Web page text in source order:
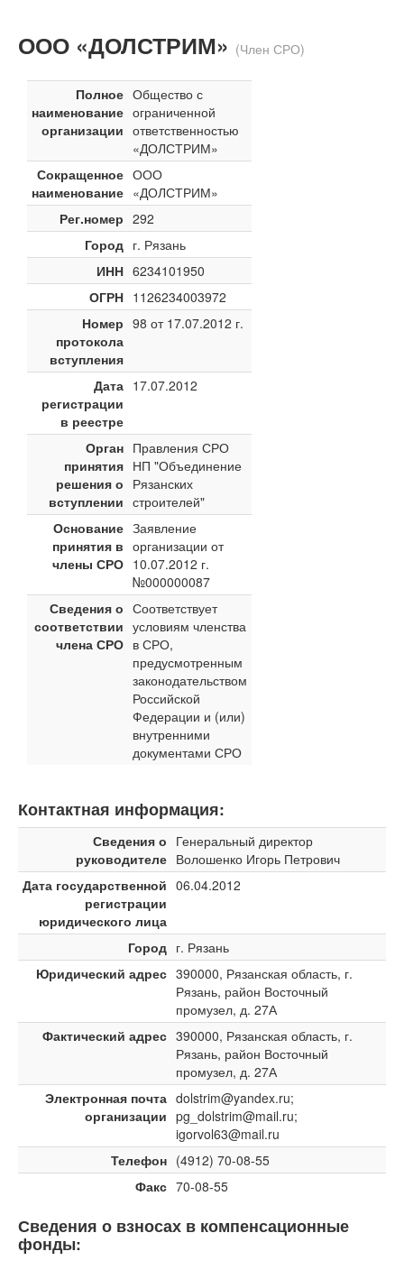
ООО «ДОЛСТРИМ» (Член СРО)
Полное
наименование
организации
Общество с
ограниченной
ответственностью
«ДОЛСТРИМ»
Сокращенное
наименование
ООО
«ДОЛСТРИМ»
Рег.номер 292
Город г. Рязань
ИНН 6234101950
ОГРН 1126234003972
Номер
протокола
вступления
98 от 17.07.2012 г.
Дата
регистрации
в реестре
17.07.2012
Орган
принятия
решения о
вступлении
Правления СРО
НП "Объединение
Рязанских
строителей"
Основание
принятия в
члены СРО
Заявление
организации от
10.07.2012 г.
№000000087
Сведения о
соответствии
члена СРО
Соответствует
условиям членства
в СРО,
предусмотренным
законодательством
Российской
Федерации и (или)
внутренними
документами СРО
Контактная информация:
Сведения о
руководителе
Генеральный директор
Волошенко Игорь Петрович
Дата государственной
регистрации
юридического лица
06.04.2012
Город г. Рязань
Юридический адрес 390000, Рязанская область, г.
Рязань, район Восточный
промузел, д. 27А
Фактический адрес 390000, Рязанская область, г.
Рязань, район Восточный
промузел, д. 27А
Электронная почта
организации
dolstrim@yandex.ru;
pg_dolstrim@mail.ru;
igorvol63@mail.ru
Телефон (4912) 70-08-55
Факс 70-08-55
Сведения о взносах в компенсационные
фонды: